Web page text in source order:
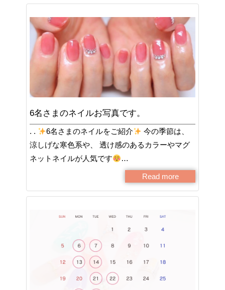
6名さまのネイルお写真です。
. . 6名さまのネイルをご紹介
今の季節は、
涼しげな寒色系や、 透け感のあるカラーやマグ
ネットネイルが人気です
…
Read more